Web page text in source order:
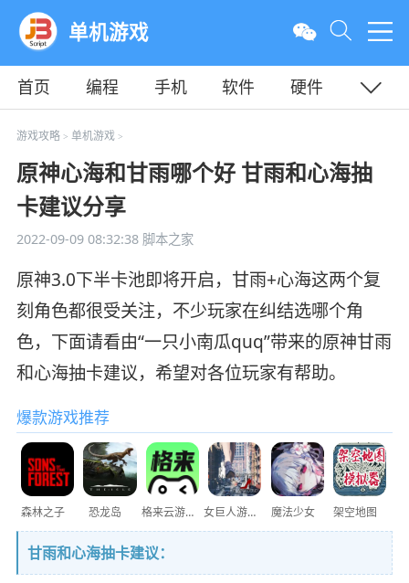
单机游戏
首页 编程 手机 软件
硬件
教程
平面
游戏攻略> 单机游戏>
原神心海和甘雨哪个好 甘雨和心海抽
卡建议分享
2022-09-09 08:32:38脚本之家
原神3.0下半卡池即将开启，甘雨+心海这两个复
刻角色都很受关注，不少玩家在纠结选哪个角
色，下面请看由“一只小南瓜quq”带来的原神甘雨
和心海抽卡建议，希望对各位玩家有帮助。
爆款游戏推荐
森林之子 恐龙岛 格来云游戏 女巨人游乐场 魔法少女 架空地图
甘雨和心海抽卡建议：